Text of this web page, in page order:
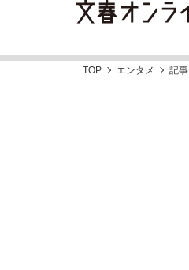
TOP エンタメ 記事